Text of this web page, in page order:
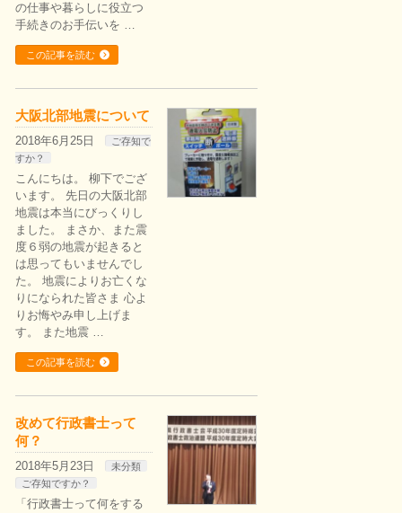
の仕事や暮らしに役立つ
手続きのお手伝いを …
この記事を読む
大阪北部地震について
2018年6月25日
ご存知で
すか？
こんにちは。 柳下でござ
います。 先日の大阪北部
地震は本当にびっくりし
ました。 まさか、また震
度６弱の地震が起きると
は思ってもいませんでし
た。 地震によりお亡くな
りになられた皆さま 心よ
りお悔やみ申し上げま
す。 また地震 …
この記事を読む
改めて行政書士って
何？
2018年5月23日
未分類
ご存知ですか？
「行政書士って何をする